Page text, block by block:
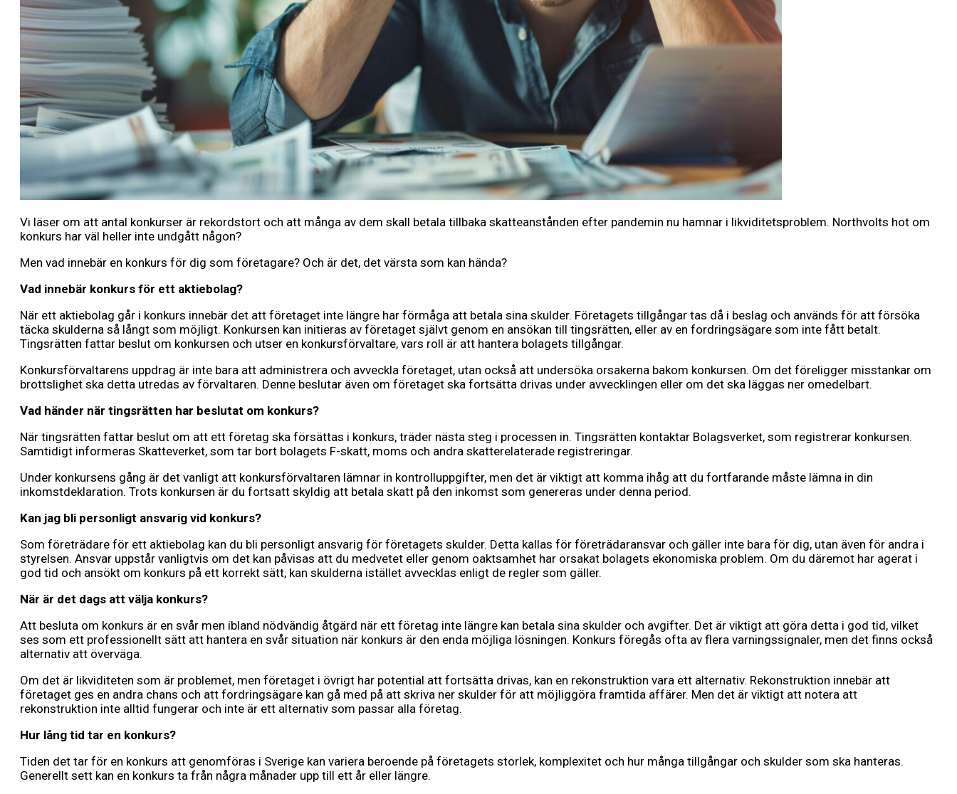
Vi läser om att antal konkurser är rekordstort och att många av dem skall betala tillbaka skatteanstånden efter pandemin nu hamnar i likviditetsproblem. Northvolts hot om
konkurs har väl heller inte undgått någon?
Men vad innebär en konkurs för dig som företagare? Och är det, det värsta som kan hända?
Vad innebär konkurs för ett aktiebolag?
När ett aktiebolag går i konkurs innebär det att företaget inte längre har förmåga att betala sina skulder. Företagets tillgångar tas då i beslag och används för att försöka
täcka skulderna så långt som möjligt. Konkursen kan initieras av företaget självt genom en ansökan till tingsrätten, eller av en fordringsägare som inte fått betalt.
Tingsrätten fattar beslut om konkursen och utser en konkursförvaltare, vars roll är att hantera bolagets tillgångar.
Konkursförvaltarens uppdrag är inte bara att administrera och avveckla företaget, utan också att undersöka orsakerna bakom konkursen. Om det föreligger misstankar om
brottslighet ska detta utredas av förvaltaren. Denne beslutar även om företaget ska fortsätta drivas under avvecklingen eller om det ska läggas ner omedelbart.
Vad händer när tingsrätten har beslutat om konkurs?
När tingsrätten fattar beslut om att ett företag ska försättas i konkurs, träder nästa steg i processen in. Tingsrätten kontaktar Bolagsverket, som registrerar konkursen.
Samtidigt informeras Skatteverket, som tar bort bolagets F-skatt, moms och andra skatterelaterade registreringar.
Under konkursens gång är det vanligt att konkursförvaltaren lämnar in kontrolluppgifter, men det är viktigt att komma ihåg att du fortfarande måste lämna in din
inkomstdeklaration. Trots konkursen är du fortsatt skyldig att betala skatt på den inkomst som genereras under denna period.
Kan jag bli personligt ansvarig vid konkurs?
Som företrädare för ett aktiebolag kan du bli personligt ansvarig för företagets skulder. Detta kallas för företrädaransvar och gäller inte bara för dig, utan även för andra i
styrelsen. Ansvar uppstår vanligtvis om det kan påvisas att du medvetet eller genom oaktsamhet har orsakat bolagets ekonomiska problem. Om du däremot har agerat i
god tid och ansökt om konkurs på ett korrekt sätt, kan skulderna istället avvecklas enligt de regler som gäller.
När är det dags att välja konkurs?
Att besluta om konkurs är en svår men ibland nödvändig åtgärd när ett företag inte längre kan betala sina skulder och avgifter. Det är viktigt att göra detta i god tid, vilket
ses som ett professionellt sätt att hantera en svår situation när konkurs är den enda möjliga lösningen. Konkurs föregås ofta av flera varningssignaler, men det finns också
alternativ att överväga.
Om det är likviditeten som är problemet, men företaget i övrigt har potential att fortsätta drivas, kan en rekonstruktion vara ett alternativ. Rekonstruktion innebär att
företaget ges en andra chans och att fordringsägare kan gå med på att skriva ner skulder för att möjliggöra framtida affärer. Men det är viktigt att notera att
rekonstruktion inte alltid fungerar och inte är ett alternativ som passar alla företag.
Hur lång tid tar en konkurs?
Tiden det tar för en konkurs att genomföras i Sverige kan variera beroende på företagets storlek, komplexitet och hur många tillgångar och skulder som ska hanteras.
Generellt sett kan en konkurs ta från några månader upp till ett år eller längre.